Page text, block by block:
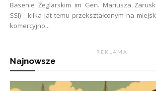
Basenie Żeglarskim im Gen. Mariusza
SSI) - kilka lat temu przekształconym na
komercyjno...
R E K L A M A
Najnowsze